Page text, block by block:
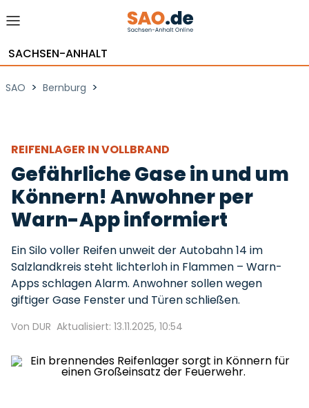
SACHSEN-ANHALT
SAO > Bernburg >
REIFENLAGER IN VOLLBRAND
Gefährliche Gase in und um
Könnern! Anwohner per
Warn-App informiert
Ein Silo voller Reifen unweit der Autobahn 14 im
Salzlandkreis steht lichterloh in Flammen – Warn-
Apps schlagen Alarm. Anwohner sollen wegen
giftiger Gase Fenster und Türen schließen.
Von DUR Aktualisiert: 13.11.2025, 10:54